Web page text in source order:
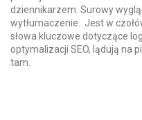
dziennikarzem. Surowy
wytłumaczenie. Jest w
słowa kluczowe dotyczące
optymalizacji SEO, lądują na
tam.